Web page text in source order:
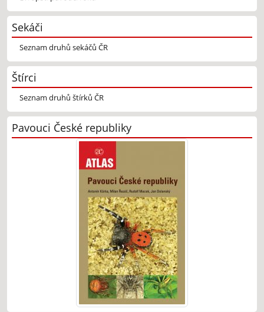
Sekáči
Seznam druhů sekáčů ČR
Štírci
Seznam druhů štírků ČR
Pavouci České republiky